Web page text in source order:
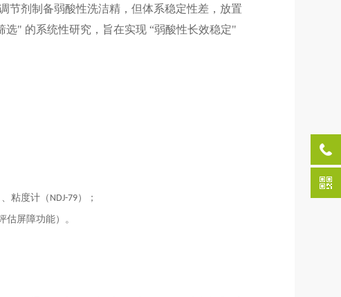
剂制备弱酸性洗洁精，但体系稳定性差，放置
选" 的系统性研究，旨在实现 “弱酸性长效稳定"
粘度计（NDJ-79）；
估屏障功能）。